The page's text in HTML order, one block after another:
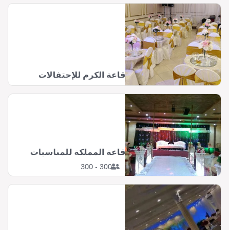
قاعة الكرم للإحتفالات
300 - 300
قاعة المملكة للمناسبات